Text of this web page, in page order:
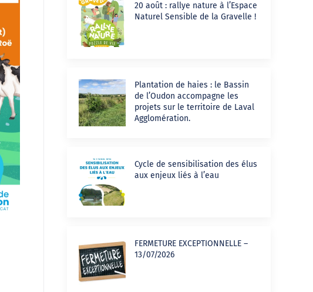
20 août : rallye nature à l’Espace
Naturel Sensible de la Gravelle !
Plantation de haies : le Bassin
de l’Oudon accompagne les
projets sur le territoire de Laval
Agglomération.
Cycle de sensibilisation des élus
aux enjeux liés à l’eau
FERMETURE EXCEPTIONNELLE –
13/07/2026